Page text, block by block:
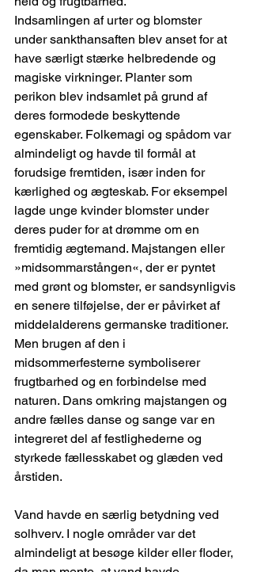
Indsamlingen af urter og blomster
under sankthansaften blev anset for at
have særligt stærke helbredende og
magiske virkninger. Planter som
perikon blev indsamlet på grund af
deres formodede beskyttende
egenskaber. Folkemagi og spådom var
almindeligt og havde til formål at
forudsige fremtiden, især inden for
kærlighed og ægteskab. For eksempel
lagde unge kvinder blomster under
deres puder for at drømme om en
fremtidig ægtemand. Majstangen eller
»midsommarstången«, der er pyntet
med grønt og blomster, er sandsynligvis
en senere tilføjelse, der er påvirket af
middelalderens germanske traditioner.
Men brugen af den i
midsommerfesterne symboliserer
frugtbarhed og en forbindelse med
naturen. Dans omkring majstangen og
andre fælles danse og sange var en
integreret del af festlighederne og
styrkede fællesskabet og glæden ved
årstiden.
Vand havde en særlig betydning ved
solhverv. I nogle områder var det
almindeligt at besøge kilder eller floder,